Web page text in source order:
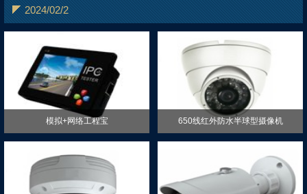
2024/02/2
模拟+网络工程宝 650线红外防水半球型摄像机